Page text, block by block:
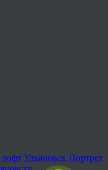
Ульяновск Портрет